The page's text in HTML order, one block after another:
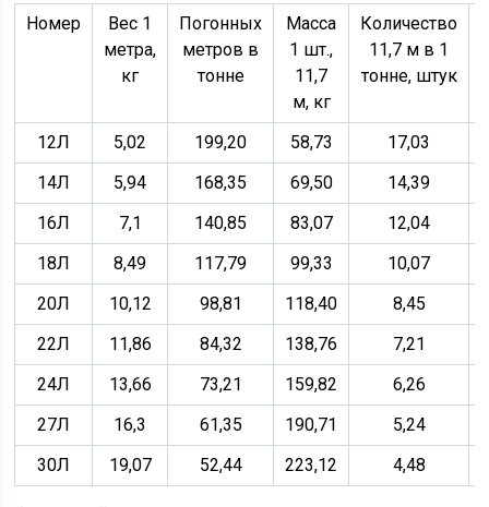
Номер
Вес 1
метра,
кг
Погонных
метров в
тонне
Масса
1 шт.,
11,7
м, кг
Количество
11,7 м в 1
тонне, штук
12Л 5,02 199,20 58,73 17,03
14Л
5,94 168,35 69,50 14,39
16Л
7,1 140,85 83,07 12,04
18Л
8,49 117,79 99,33 10,07
20Л
10,12 98,81 118,40 8,45
22Л
11,86 84,32 138,76 7,21
24Л
13,66 73,21 159,82 6,26
27Л
16,3 61,35 190,71 5,24
30Л
19,07 52,44 223,12 4,48